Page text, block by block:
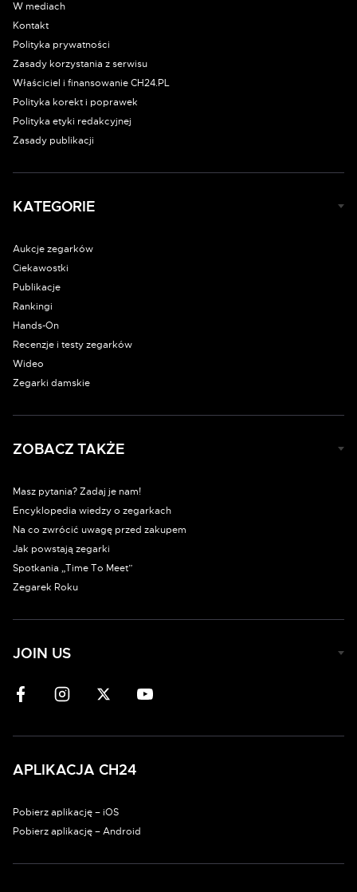
W mediach
Kontakt
Polityka prywatności
Zasady korzystania z serwisu
Właściciel i finansowanie CH24.PL
Polityka korekt i poprawek
Polityka etyki redakcyjnej
Zasady publikacji
KATEGORIE
Aukcje zegarków
Ciekawostki
Publikacje
Rankingi
Hands-On
Recenzje i testy zegarków
Wideo
Zegarki damskie
ZOBACZ TAKŻE
Masz pytania? Zadaj je nam!
Encyklopedia wiedzy o zegarkach
Na co zwrócić uwagę przed zakupem
Jak powstają zegarki
Spotkania „Time To Meet”
Zegarek Roku
JOIN US
APLIKACJA CH24
Pobierz aplikację – iOS
Pobierz aplikację – Android